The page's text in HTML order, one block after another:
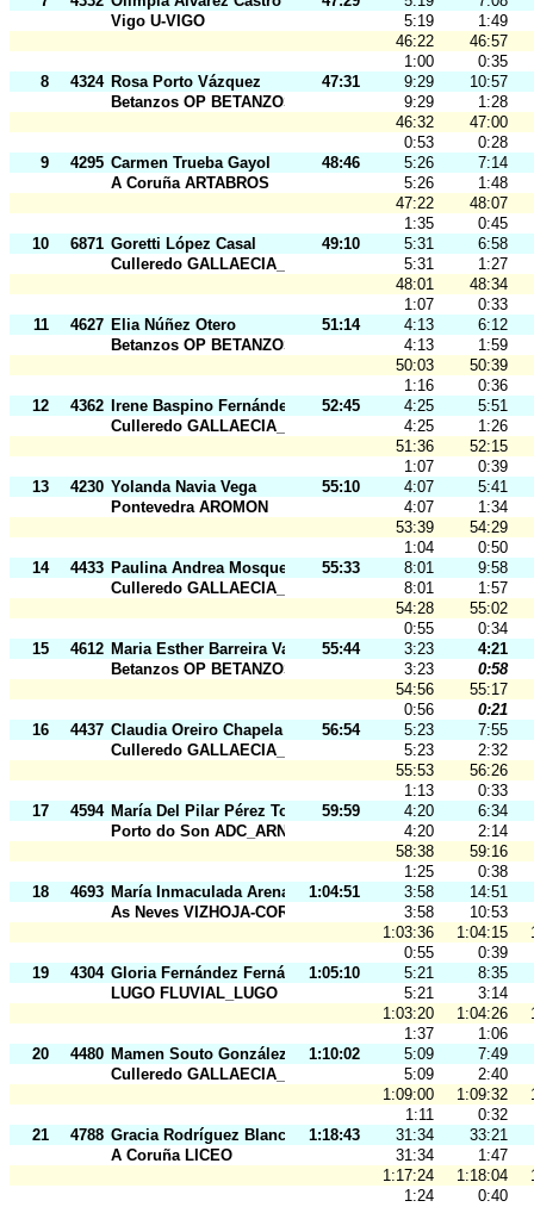
Vigo U-VIGO
5:19
1:49
46:22
46:57
1:00
0:35
8
4324 Rosa Porto Vázquez 47:31 9:29
10:57
Betanzos OP BETANZOS
9:29
1:28
46:32
47:00
0:53
0:28
9
4295 Carmen Trueba Gayol 48:46 5:26
7:14
A Coruña ARTABROS
5:26
1:48
47:22
48:07
1:35
0:45
10
6871 Goretti López Casal 49:10 5:31
6:58
Culleredo GALLAECIA_RAID
5:31
1:27
48:01
48:34
1:07
0:33
11
4627 Elia Núñez Otero 51:14 4:13
6:12
Betanzos OP BETANZOS
4:13
1:59
50:03
50:39
1:16
0:36
12
4362 Irene Baspino Fernández 52:45 4:25
5:51
Culleredo GALLAECIA_RAID
4:25
1:26
51:36
52:15
1:07
0:39
13
4230 Yolanda Navia Vega 55:10 4:07
5:41
Pontevedra AROMON
4:07
1:34
53:39
54:29
1:04
0:50
14
4433 Paulina Andrea Mosquera Azar55:33 8:01
9:58
Culleredo GALLAECIA_RAID
8:01
1:57
54:28
55:02
0:55
0:34
15
4612 Maria Esther Barreira Vazquez55:44 3:23
4:21
Betanzos OP BETANZOS
3:23
0:58
54:56
55:17
0:56
0:21
16
4437 Claudia Oreiro Chapela 56:54 5:23
7:55
Culleredo GALLAECIA_RAID
5:23
2:32
55:53
56:26
1:13
0:33
17
4594 María Del Pilar Pérez Torres 59:59 4:20
6:34
Porto do Son ADC_ARNELA
4:20
2:14
58:38
59:16
1:25
0:38
18
4693 María Inmaculada Arenas Rincón
1:04:51 3:58
14:51
As Neves VIZHOJA-CORNELIOS
3:58
10:53
1:03:36
1:04:15
0:55
0:39
19
4304 Gloria Fernández Fernández1:05:10 5:21
8:35
LUGO FLUVIAL_LUGO
5:21
3:14
1:03:20
1:04:26
1:37
1:06
20
4480 Mamen Souto González 1:10:02 5:09
7:49
Culleredo GALLAECIA_RAID
5:09
2:40
1:09:00
1:09:32
1:11
0:32
21
4788 Gracia Rodríguez Blanco 1:18:43 31:34
33:21
A Coruña LICEO
31:34
1:47
1:17:24
1:18:04
1:24
0:40